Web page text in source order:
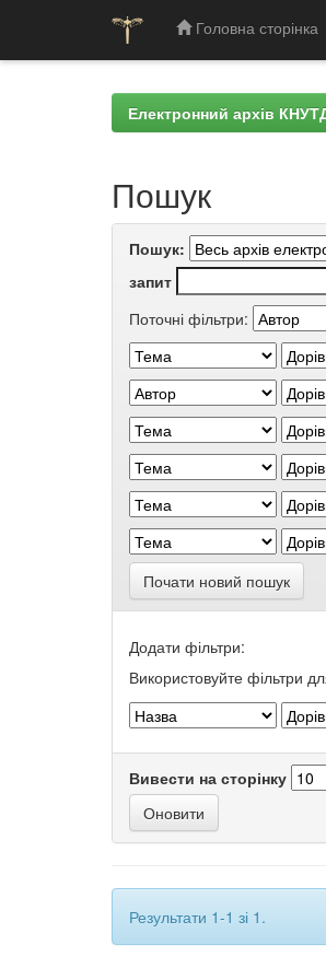
Головна сторінка
Електронний архів
Пошук
Пошук:
запит
Поточні фільтри:
Почати новий пошук
Додати фільтри:
Використовуйте фільтри
Вивести на сторінку
Результати 1-1 зі 1.